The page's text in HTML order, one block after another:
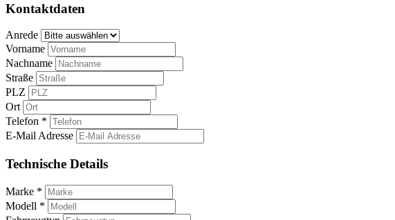
Kontaktdaten
Anrede
Vorname
Nachname
Straße
PLZ
Ort
Telefon *
E-Mail Adresse
Technische Details
Marke *
Modell *